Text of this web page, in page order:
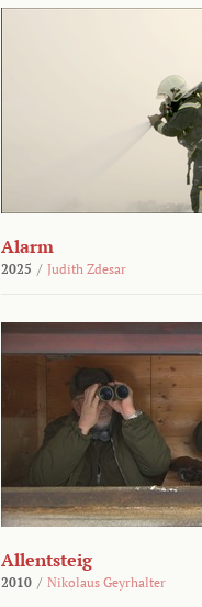
Alarm
2025 / Judith Zdesar
Allentsteig
2010 / Nikolaus Geyrhalter